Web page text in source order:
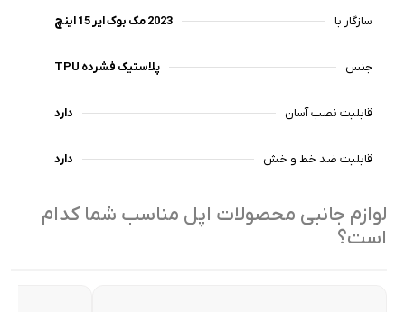
سازگار با 2023 مک بوک ایر 15 اینچ
جنس پلاستیک فشرده TPU
قابلیت نصب آسان دارد
قابلیت ضد خط و خش دارد
لوازم جانبی محصولات اپل مناسب شما کدام
است؟